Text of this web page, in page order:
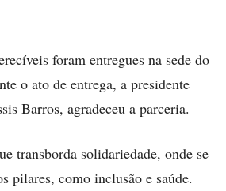
foram entregues na sede do
o ato de entrega, a presidente
Barros, agradeceu a parceria.
transborda solidariedade, onde se
pilares, como inclusão e saúde.